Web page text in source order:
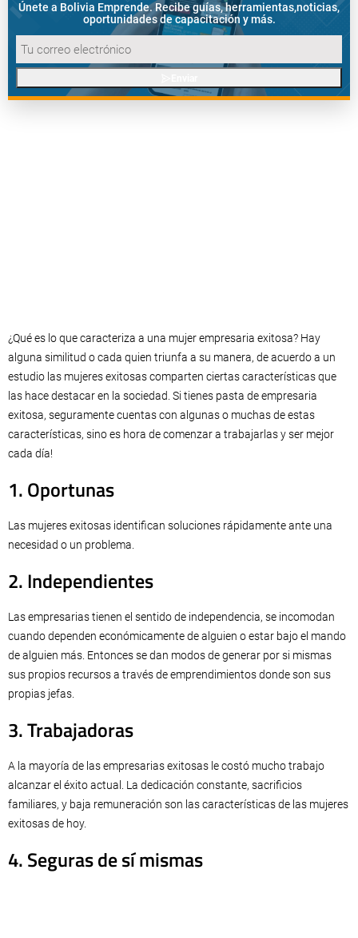
Únete a Bolivia Emprende. Recibe guías, herramientas,noticias,
oportunidades de capacitación y más.
¿Qué es lo que caracteriza a una mujer empresaria exitosa? Hay
alguna similitud o cada quien triunfa a su manera, de acuerdo a un
estudio las mujeres exitosas comparten ciertas características que
las hace destacar en la sociedad. Si tienes pasta de empresaria
exitosa, seguramente cuentas con algunas o muchas de estas
características, sino es hora de comenzar a trabajarlas y ser mejor
cada día!
1. Oportunas
Las mujeres exitosas identifican soluciones rápidamente ante una
necesidad o un problema.
2. Independientes
Las empresarias tienen el sentido de independencia, se incomodan
cuando dependen económicamente de alguien o estar bajo el mando
de alguien más. Entonces se dan modos de generar por si mismas
sus propios recursos a través de emprendimientos donde son sus
propias jefas.
3. Trabajadoras
A la mayoría de las empresarias exitosas le costó mucho trabajo
alcanzar el éxito actual. La dedicación constante, sacrificios
familiares, y baja remuneración son las características de las mujeres
exitosas de hoy.
4. Seguras de sí mismas